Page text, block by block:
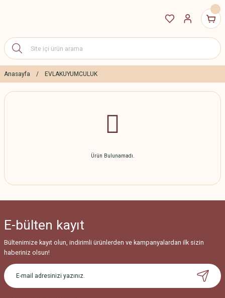
Anasayfa EVLAKUYUMCULUK
Ürün Bulunamadı.
E-bülten kayıt
Bültenimize kayıt olun, indirimli ürünlerden ve kampanyalardan ilk sizin
haberiniz olsun!